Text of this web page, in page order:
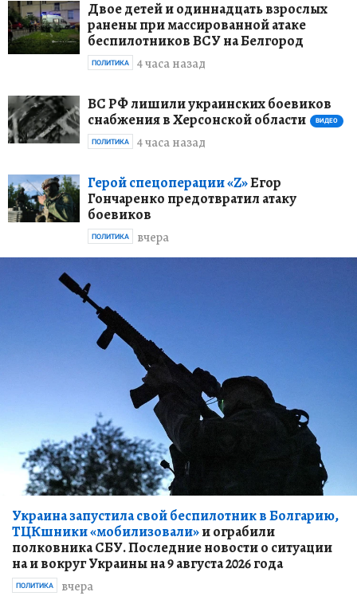
Двое детей и одиннадцать взрослых
ранены при массированной атаке
беспилотников ВСУ на Белгород
4 часа назад
ПОЛИТИКА
ВС РФ лишили украинских боевиков
снабжения в Херсонской области
ВИДЕО
4 часа назад
ПОЛИТИКА
Герой спецоперации «Z»Егор
Гончаренко предотвратил атаку
боевиков
вчера
ПОЛИТИКА
Украина запустила свой беспилотник в Болгарию,
ТЦКшники «мобилизовали»и ограбили
полковника СБУ. Последние новости о ситуации
на и вокруг Украины на 9 августа 2026 года
вчера
ПОЛИТИКА